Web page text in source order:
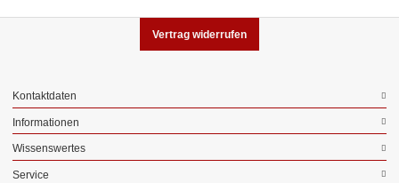
Vertrag widerrufen
Kontaktdaten
Informationen
Wissenswertes
Service